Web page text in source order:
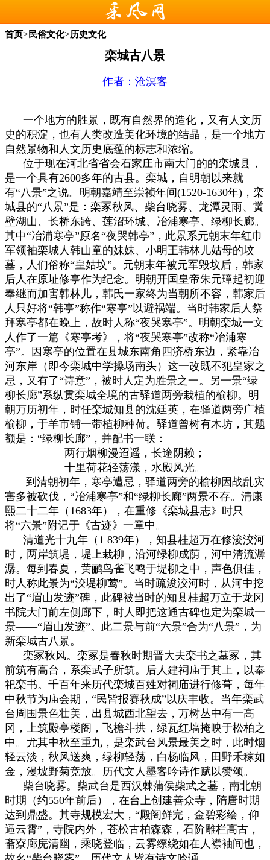
首页>民俗文化>历史文化
栾城古八景
作者： 沧溟客
一个地方的胜景，既有自然界的造化，又有人文历
史的积淀，也有人类改造美化环境的结晶，是一个地方
自然景物和人文历史底蕴的标志和浓缩。
位于现在河北省省会石家庄市南大门的的栾城县，
是一个具有2600多年的古县。栾城，自明朝以来就
有“八景”之说。明朝嘉靖至崇祯年间(1520-1630年)，栾
城县的“八景”是：栾冢秋风、柴台晓雾、龙潭灵雨、黉
壁湖山、长桥东跨、莲沼环城、冶浦寒亭、绿柳长廊。
其中“冶浦寒亭”原名“夜哭韩亭”，此景系元朝末年红巾
军领袖栾城人韩山童的妹妹、小明王韩林儿姑母的坟
墓，人们俗称“皇姑坟”。元朝末年被元军毁坟后，韩家
后人在原址修亭作为纪念。明朝开国皇帝朱元璋起初迎
奉继而加害韩林儿，韩氏一家终为当朝所不容，韩家后
人只好将“韩亭”称作“寒亭”以避祸端。当时韩家后人祭
拜寒亭都在晚上，故时人称“夜哭寒亭”。明朝栾城一文
人作了一篇《寒亭考》，将“夜哭寒亭”改称“冶浦寒
亭”。因寒亭的位置在县城东南角四济桥东边，紧靠冶
河东岸（即今栾城中学操场南头）这一改既不犯皇家之
忌，又有了“诗意”，被时人定为胜景之一。另一景“绿
柳长廊”系纵贯栾城全境的古驿道两旁栽植的榆柳。明
朝万历初年，时任栾城知县的沈廷英，在驿道两旁广植
榆柳，于羊市铺一带植柳种荷。驿道曾树有木坊，其题
额是：“绿柳长廊”，并配书一联：
两行烟柳漫迢遥，长途阴赖；
十里荷花轻荡漾，水殿风光。
到清朝初年，寒亭遭忌，驿道两旁的榆柳因战乱灾
害多被砍伐，“冶浦寒亭”和“绿柳长廊”两景不存。清康
熙二十二年（1683年），在重修《栾城县志》时只
将“六景”附记于《古迹》一章中。
清道光十九年（1 839年），知县桂超万在修浚洨河
时，两岸筑堤，堤上栽柳，沿河绿柳成荫，河中清流潺
潺。每到春夏，黄鹂鸟雀飞鸣于堤柳之中，声色俱佳，
时人称此景为“洨堤柳莺”。当时疏浚洨河时，从河中挖
出了“眉山发迹”碑，此碑被当时的知县桂超万立于龙冈
书院大门前左侧廊下，时人即把这通古碑也定为栾城一
景——“眉山发迹”。此二景与前“六景”合为“八景”，为
新栾城古八景。
栾冢秋风。栾冢是春秋时期晋大夫栾书之墓冢，其
前筑有高台，系栾武子所筑。后人建祠庙于其上，以奉
祀栾书。千百年来历代栾城百姓对祠庙进行修葺，每年
中秋节为庙会期，“民皆报赛秋成”以庆丰收。当年栾武
台周围景色壮美，出县城西北望去，万树丛中有一高
冈，上筑殿亭楼阁，飞檐斗拱，绿瓦红墙掩映于松柏之
中。尤其中秋至重九，是栾武台风景最美之时，此时烟
轻云淡，秋风送爽，绿柳轻荡，白杨临风，田野禾稼如
金，漫坡野菊竞放。历代文人墨客吟诗作赋以赞颂。
柴台晓雾。柴武台是西汉棘蒲侯柴武之墓，南北朝
时期（约550年前后），在台上创建善众寺，隋唐时期
达到鼎盛。其寺规模宏大，“殿阁鲜完，金碧彩绘，仰
逼云霄”，寺院内外，苍松古柏森森，石阶雕栏高古，
斋寮廊庑清幽，乘晓登临，云雾缭绕如在人襟袖间也，